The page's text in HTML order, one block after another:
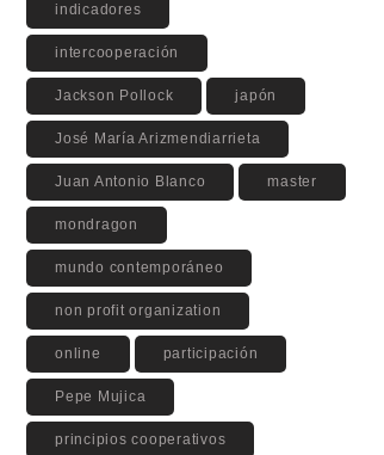
indicadores
intercooperación
Jackson Pollock japón
José María Arizmendiarrieta
Juan Antonio Blanco master
mondragon
mundo contemporáneo
non profit organization
online participación
Pepe Mujica
principios cooperativos